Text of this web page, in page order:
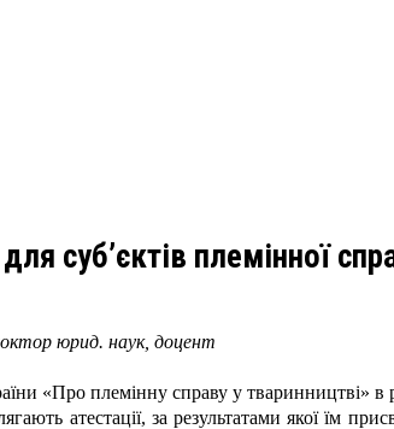
суб’єктів племінної
юрид. наук, доцент
«Про племінну справу у тваринництві» в
атестації, за результатами якої їм